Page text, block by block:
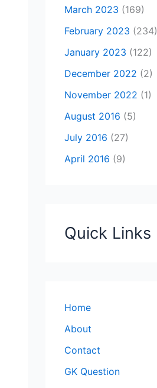
March 2023 (169)
February 2023 (234)
January 2023 (122)
December 2022 (2)
November 2022 (1)
August 2016 (5)
July 2016 (27)
April 2016 (9)
Quick Links
Home
About
Contact
GK Question